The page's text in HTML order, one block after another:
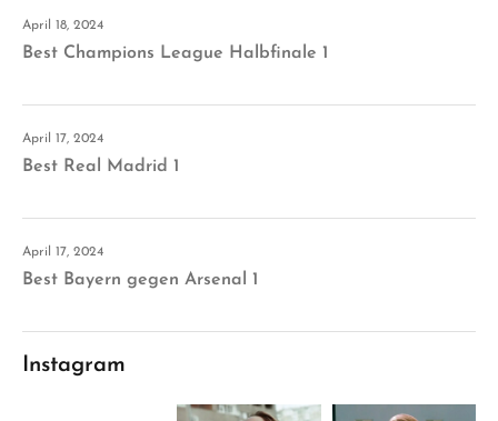
April 18, 2024
Best Champions League Halbfinale 1
April 17, 2024
Best Real Madrid 1
April 17, 2024
Best Bayern gegen Arsenal 1
Instagram